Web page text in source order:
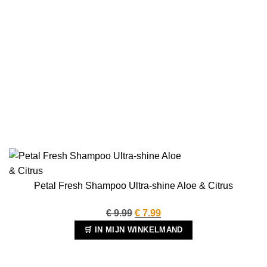
Petal Fresh Shampoo Ultra-shine Aloe & Citrus
€9.99 Oorspronkelijke
prijs
was:
€ 7.99Huidige
prijs
is:
🛒 IN MIJN WINKELMAND